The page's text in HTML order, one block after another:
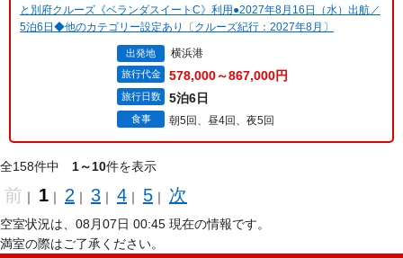
と別府クルーズ《ベランダスイートC》利用●2027年8月16日（水）出航／
5泊6日◆他のカテゴリー設定あり〔クルーズ紀行：2027年8月〕
出発地 横浜港
旅行代金 578,000～867,000円
旅行日数 5泊6日
食事 朝5回、昼4回、夜5回
全158件中 1～10件を表示
前 ｜ 1 ｜ 2 ｜ 3 ｜ 4 ｜ 5 ｜ 次
空室状況は、08月07日 00:45 現在の情報です。
満室の際はご了承ください。